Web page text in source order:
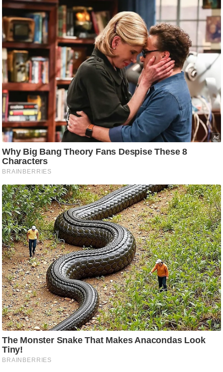
g
N
e
w
s
ला
इ
स्टा
इ
ल
टे
क्नॉ
जी
ब्यू
टी
/
फै
श
न
घ
रे
लू
नु
स्खे
प